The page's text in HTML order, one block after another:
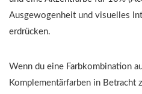
Ausgewogenheit und visuelles
erdrücken.
Wenn du eine Farbkombination
Komplementärfarben in Betracht